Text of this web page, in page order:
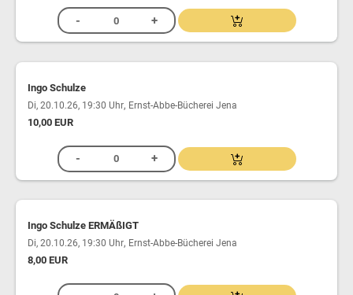
Ingo Schulze
Di, 20.10.26, 19:30 Uhr, Ernst-Abbe-Bücherei Jena
10,00 EUR
Ingo Schulze ERMÄßIGT
Di, 20.10.26, 19:30 Uhr, Ernst-Abbe-Bücherei Jena
8,00 EUR